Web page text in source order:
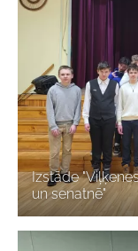
Izstāde
un senatnē"